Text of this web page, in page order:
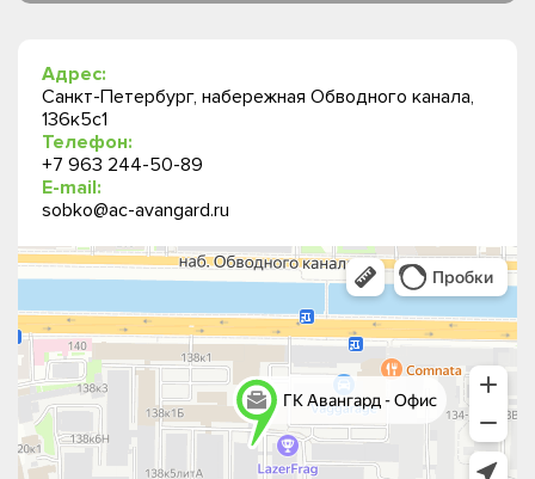
Адрес:
Санкт-Петербург, набережная Обводного канала,
136к5с1
Телефон:
+7 963 244-50-89
E-mail:
sobko@ac-avangard.ru